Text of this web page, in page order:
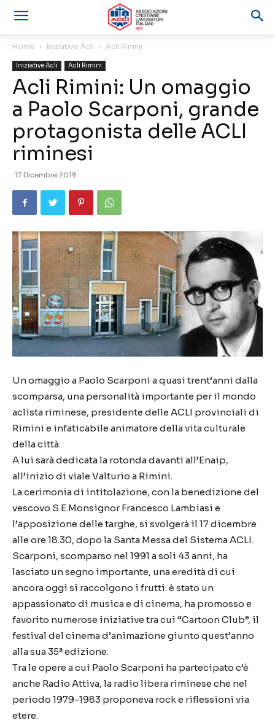
Home Iniziative Acli Acli Rimini
Iniziative Acli Acli Rimini
Acli Rimini: Un omaggio
a Paolo Scarponi, grande
protagonista delle ACLI
riminesi
17 Dicembre 2019
Un omaggio a Paolo Scarponi a quasi trent’anni dalla
scomparsa, una personalità importante per il mondo
aclista riminese, presidente delle ACLI provinciali di
Rimini e infaticabile animatore della vita culturale
della città.
A lui sarà dedicatala rotonda davanti all’Enaip,
all’inizio di viale Valturio a Rimini.
La cerimonia di intitolazione, con la benedizione del
vescovo S.E.Monsignor Francesco Lambiasi e
l’apposizione delle targhe, si svolgerà il 17 dicembre
alle ore 18.30, dopo la Santa Messa del Sistema ACLI.
Scarponi, scomparso nel 1991 a soli 43 anni, ha
lasciato un segno importante, una eredità di cui
ancora oggi si raccolgono i frutti: è stato un
appassionato di musica e di cinema, ha promosso e
favorito numerose iniziative tra cui “Cartoon Club”, il
festival del cinema d’animazione giunto quest’anno
alla sua 35ª edizione.
Tra le opere a cui Paolo Scarponi ha partecipato c’è
anche Radio Attiva, la radio libera riminese che nel
periodo 1979-1983 proponeva rock e riflessioni via
etere.